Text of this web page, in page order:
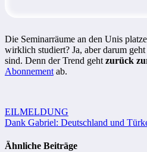
Die Seminarräume an den Unis
wirklich studiert? Ja, aber darum
sind. Denn der Trend geht zurück
Abonnement ab.
Beitragsnavigation
EILMELDUNG
Dank Gabriel: Deutschland und
Ähnliche Beiträge